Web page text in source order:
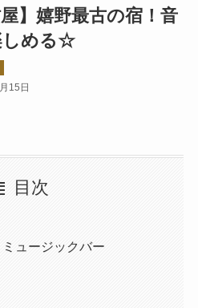
屋】嬉野最古の宿！音
しめる☆
15日
目次
ュージックバー